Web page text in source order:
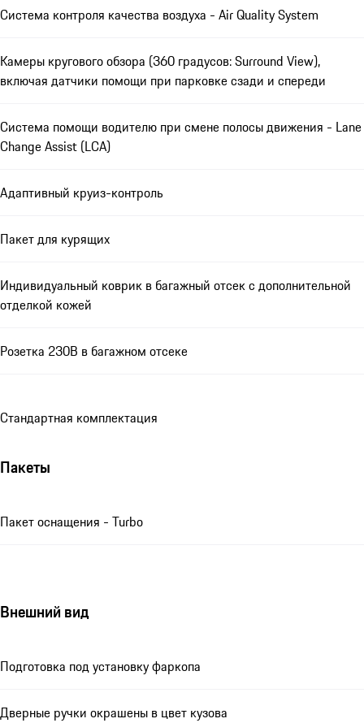
Система контроля качества воздуха - Air Quality System
Камеры кругового обзора (360 градусов: Surround View),
включая датчики помощи при парковке сзади и спереди
Система помощи водителю при смене полосы движения - Lane
Change Assist (LCA)
Адаптивный круиз-контроль
Пакет для курящих
Индивидуальный коврик в багажный отсек с дополнительной
отделкой кожей
Розетка 230В в багажном отсеке
Стандартная комплектация
Пакеты
Пакет оснащения - Turbo
Внешний вид
Подготовка под установку фаркопа
Дверные ручки окрашены в цвет кузова